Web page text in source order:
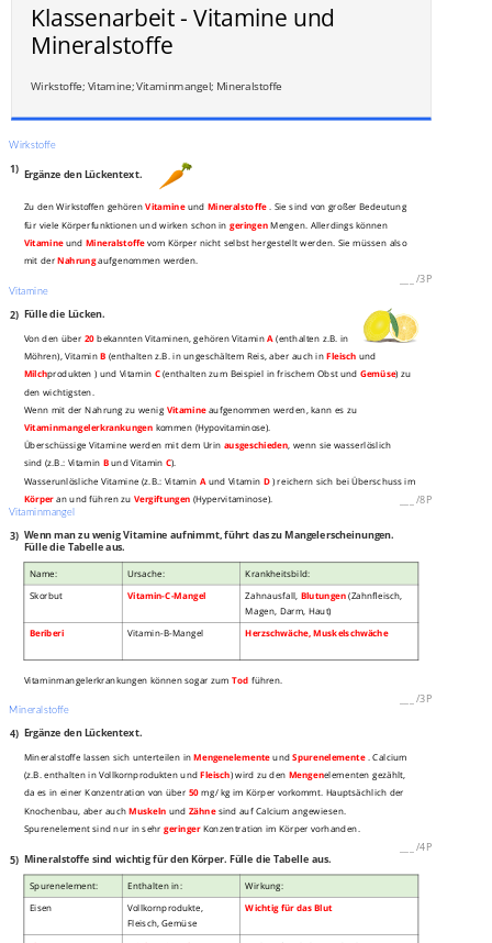
Klassenarbeit - Vitamine und
Mineralstoffe
Wirkstoffe; Vitamine; Vitaminmangel; Mineralstoffe
Wirkstoffe
1) Ergänze den Lückentext.
Zu den Wirkstoffen gehörenVitamineund Mineralstoffe. Sie sind von großer Bedeutung
für viele Körperfunktionen und wirken schon in geringenMengen. Allerdings können
Vitamineund Mineralstoffevom Körper nicht selbst hergestellt werden. Sie müssen also
mit derNahrungaufgenommen werden.
/3P
Vitamine
2) Fülle die Lücken.
Von den über 20bekannten Vitaminen, gehören VitaminA(enthalten z.B. in
Möhren), VitaminB (enthalten z.B. in ungeschältem Reis, aber auch inFleisch und
Milchprodukten ) und Vitamin C(enthalten zum Beispiel in frischem Obst und Gemüse) zu
den wichtigsten.
Wenn mit der Nahrung zu wenig Vitamineaufgenommen werden, kann es zu
Vitaminmangelerkrankungen kommen (Hypovitaminose).
Überschüssige Vitamine werden mit dem Urin ausgeschieden, wenn sie wasserlöslich
sind (z.B.: Vitamin Bund Vitamin C).
Wasserunlösliche Vitamine (z.B.: Vitamin Aund Vitamin D) reichern sich bei Überschuss im
Körperan und führen zu Vergiftungen (Hypervitaminose). /8P
Vitaminmangel
3) Wenn man zu wenig Vitamine aufnimmt, führt das zu Mangelerscheinungen.
Fülle die Tabelle aus.
Name: Ursache:
Krankheitsbild:
Skorbut
Vitamin-C-Mangel Zahnausfall, Blutungen(Zahnfleisch,
Magen, Darm, Haut)
Beriberi
Vitamin-B-Mangel Herzschwäche, Muskelschwäche
Vitaminmangelerkrankungen können sogar zumTod führen.
/3P
Mineralstoffe
4) Ergänze den Lückentext.
Mineralstoffe lassen sich unterteilen inMengenelementeundSpurenelemente. Calcium
(z.B. enthalten in Vollkornprodukten undFleisch) wird zu den Mengenelementen gezählt,
da es in einer Konzentration von über 50mg/ kg im Körper vorkommt. Hauptsächlich der
Knochenbau, aber auchMuskeln und Zähnesind auf Calcium angewiesen.
Spurenelement sind nur in sehrgeringerKonzentration im Körper vorhanden.
/4P
5) Mineralstoffe sind wichtig für den Körper. Fülle die Tabelle aus.
Spurenelement: Enthalten in: Wirkung:
Eisen Vollkornprodukte,
Fleisch, Gemüse
Wichtig für das Blut